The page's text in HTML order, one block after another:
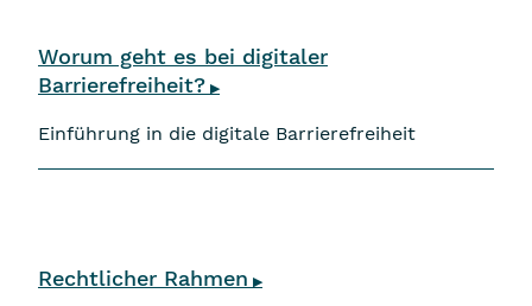
Worum geht es bei digitaler
Barrierefreiheit? ▶
Einführung in die digitale Barrierefreiheit
Rechtlicher Rahmen ▶